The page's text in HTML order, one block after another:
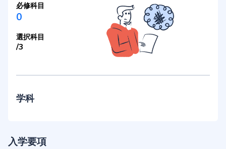
必修科目
0
選択科目
/3
学科
入学要項